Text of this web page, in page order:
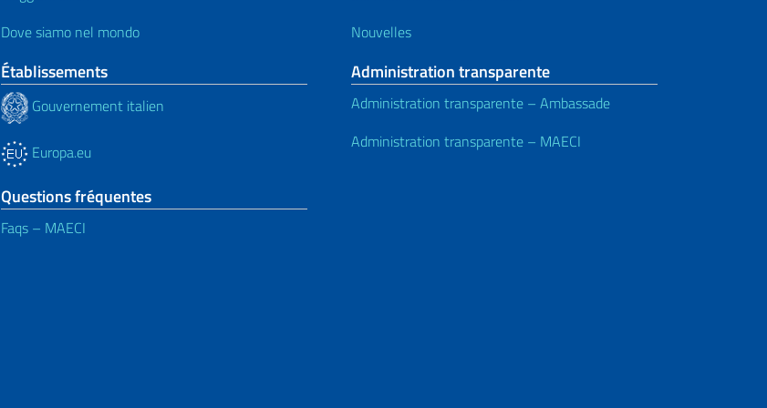
Dove siamo nel mondo
Établissements
Gouvernement italien
Europa.eu
Questions fréquentes
Faqs – MAECI
Nouvelles
Administration transparente
Administration transparente – Ambassade
Administration transparente – MAECI